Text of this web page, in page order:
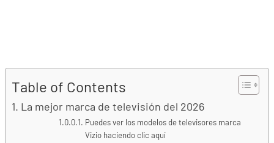
Table of Contents
La mejor marca de televisión del 2026
Puedes ver los modelos de televisores marca
Vizio haciendo clic aquí